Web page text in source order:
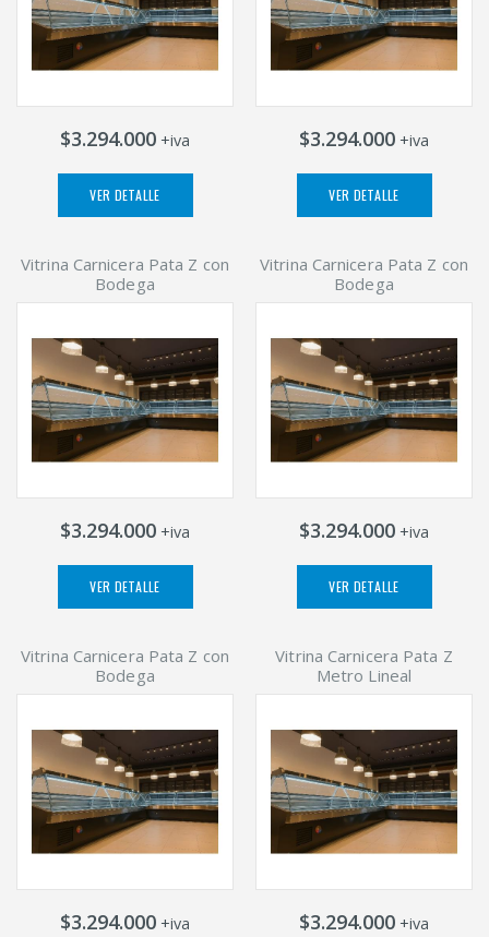
$3.294.000 +iva
VER DETALLE
$3.294.000 +iva
VER DETALLE
Vitrina Carnicera Pata Z con
Bodega
$3.294.000 +iva
VER DETALLE
Vitrina Carnicera Pata Z con
Bodega
$3.294.000 +iva
VER DETALLE
Vitrina Carnicera Pata Z con
Bodega
$3.294.000 +iva
Vitrina Carnicera Pata Z
Metro Lineal
$3.294.000 +iva